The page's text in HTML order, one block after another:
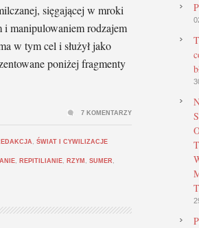
sięgającej w mroki
i manipulowaniem rodzajem
w tym cel i służył jako
poniżej fragmenty
, ŚWIAT I CYWILIZACJE
, REPITILIANIE, RZYM , SUMER ,
7 KOMENTARZY